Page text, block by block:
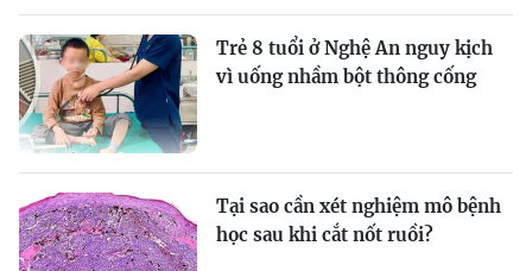
Trẻ 8 tuổi ở Nghệ An nguy kịch
vì uống nhầm bột thông cống
Tại sao cần xét nghiệm mô bệnh
học sau khi cắt nốt ruồi?